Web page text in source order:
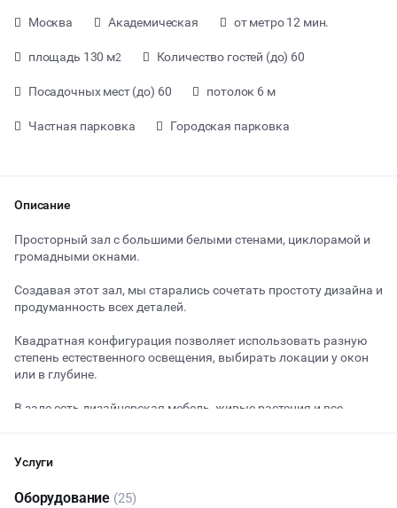
Москва Академическая от метро 12 мин.
площадь 130 м2 Количество гостей (до) 60
Посадочных мест (до) 60 потолок 6 м
Частная парковка Городская парковка
Описание
Просторный зал с большими белыми стенами, циклорамой и
громадными окнами.
Создавая этот зал, мы старались сочетать простоту дизайна и
продуманность всех деталей.
Квадратная конфигурация позволяет использовать разную
степень естественного освещения, выбирать локации у окон
или в глубине.
В зале есть дизайнерская мебель, живые растения и все
Солнечная сторона
Услуги
Оборудование (25)